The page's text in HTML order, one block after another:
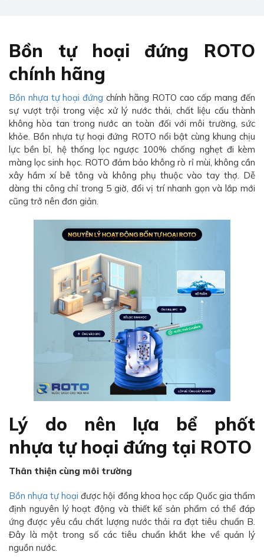
Bồn tự hoại đứng ROTO
chính hãng
Bồn nhựa tự hoại đứng chính hãng ROTO cao cấp mang đến
sự vượt trội trong việc xử lý nước thải, chất liệu cấu thành
không hòa tan trong nước an toàn đối với môi trường, sức
khỏe. Bồn nhựa tự hoại đứng ROTO nổi bật cùng khung chịu
lực bền bỉ, hệ thống lọc ngược 100% chống nghẹt đi kèm
màng lọc sinh học. ROTO đảm bảo không rò rỉ mùi, không cần
xây hầm xí bê tông và không phụ thuộc vào tay thợ. Dễ
dàng thi công chỉ trong 5 giờ, đổi vị trí nhanh gọn và lắp mới
cũng trở nên đơn giản.
Lý do nên lựa bể phốt
nhựa tự hoại đứng tại ROTO
Thân thiện cùng môi trường
Bồn nhựa tự hoại được hội đồng khoa học cấp Quốc gia thẩm
định nguyên lý hoạt động và thiết kế sản phẩm có thể đáp
ứng được yêu cầu chất lượng nước thải ra đạt tiêu chuẩn B.
Đây là một trong số các tiêu chuẩn khắt khe về quản lý
nguồn nước.